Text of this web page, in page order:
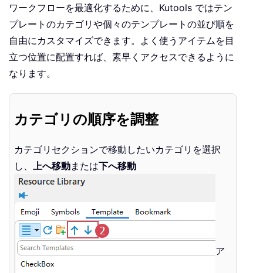
ワークフローを最適化するために、Kutools ではテン
プレートのカテゴリや個々のテンプレートの並び順を
自由にカスタマイズできます。よく使うアイテムを目
立つ位置に配置すれば、素早くアクセスできるように
なります。
カテゴリの順序を調整
カテゴリセクションで移動したいカテゴリを選択
し、
上へ移動または下へ移動
ア